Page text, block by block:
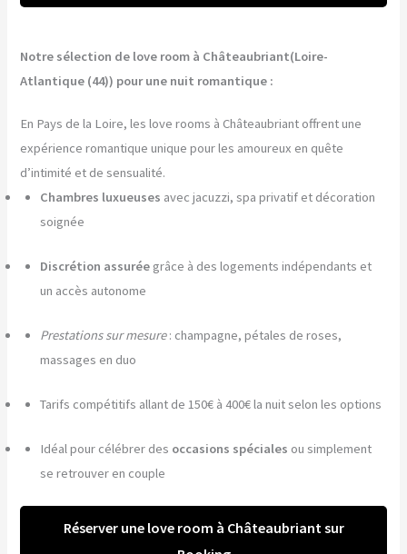
Notre sélection de love room à Châteaubriant(Loire-
Atlantique (44)) pour une nuit romantique :
En Pays de la Loire, les love rooms à Châteaubriant offrent une
expérience romantique unique pour les amoureux en quête
d’intimité et de sensualité.
Chambres luxueuses avec jacuzzi, spa privatif et décoration
soignée
Discrétion assurée grâce à des logements indépendants et
un accès autonome
Prestations sur mesure: champagne, pétales de roses,
massages en duo
Tarifs compétitifs allant de 150€ à 400€ la nuit selon les options
Idéal pour célébrer des occasions spéciales ou simplement
se retrouver en couple
Réserver une love room à Châteaubriant sur